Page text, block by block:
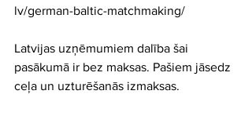
lv/german-baltic-matchmaking/
Latvijas uzņēmumiem dalība šai
pasākumā ir bez maksas. Pašiem jāsedz
ceļa un uzturēšanās izmaksas.